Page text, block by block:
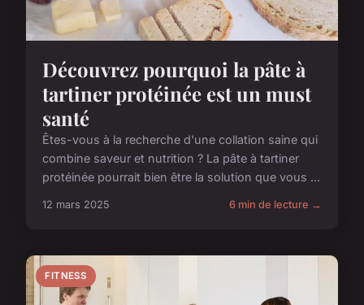
Découvrez pourquoi la pâte à
tartiner protéinée est un must
santé
Êtes-vous à la recherche d'une collation saine qui
combine saveur et nutrition ? La pâte à tartiner
protéinée pourrait bien être la solution que vous ...
12 mars 2025 6 min de lecture →
FITNESS